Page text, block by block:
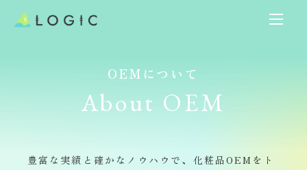
OEMについて
About OEM
豊富な実績と確かなノウハウで、化粧品OEMをト